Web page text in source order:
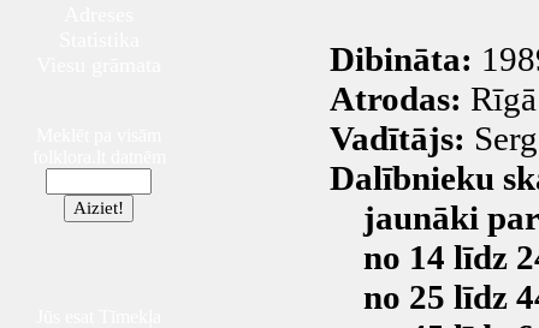
Dibināta:
Atrodas: Rīgā
Vadītājs:
Dalībnieku
jaunāki
no 14 līdz
no 25 līdz